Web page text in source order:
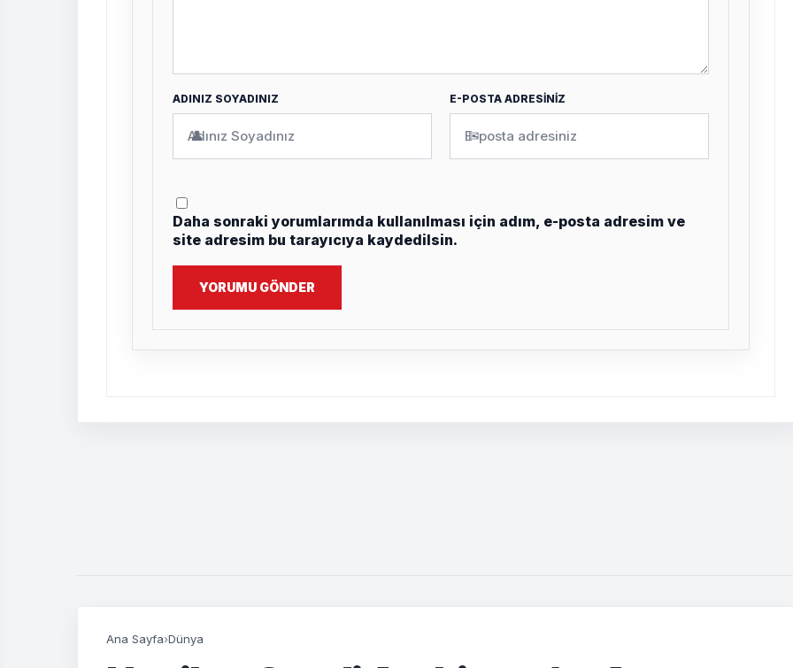
ADINIZ SOYADINIZ
👤
E-POSTA ADRESİNİZ
✉
Daha sonraki yorumlarımda kullanılması için adım, e-posta adresim ve
site adresim bu tarayıcıya kaydedilsin.
YORUMU GÖNDER
Ana Sayfa›Dünya